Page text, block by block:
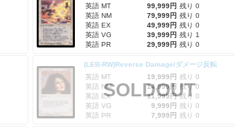
英語 MT
99,999円 残り 0
英語 NM
79,999円 残り 0
英語 EX
49,999円 残り 0
英語 VG
39,999円 残り 1
英語 PR
29,999円 残り 0
(LEB-RW)Reverse Damage/ダメージ反転
英語 MT
19,999円 残り 0
英語 NM
14,999円 残り 0
英語 EX
11,999円 残り 0
英語 VG
9,999円 残り 0
英語 PR
7,999円 残り 0
SOLDOUT